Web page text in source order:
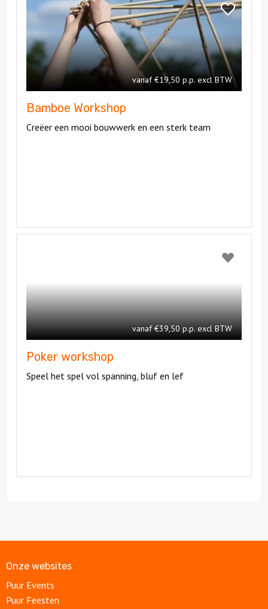
Bekijk
Workshop
vanaf €19,50 p.p. excl BTW
Bamboe Workshop
Creëer een mooi bouwwerk en een sterk team
Bamboe
Bekijk
workshop
vanaf €39,50 p.p. excl BTW
Poker workshop
Speel het spel vol spanning, bluf en lef
Onze websites
Puur Events
Puur Feesten